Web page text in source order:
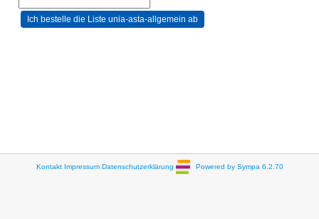
Kontakt Impressum Datenschutzerklärung Powered by Sympa 6.2.70